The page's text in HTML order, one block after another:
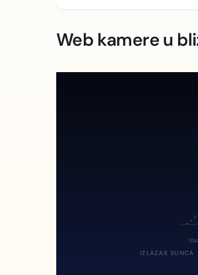
Web kamere u
IZLAZAK SUNCA